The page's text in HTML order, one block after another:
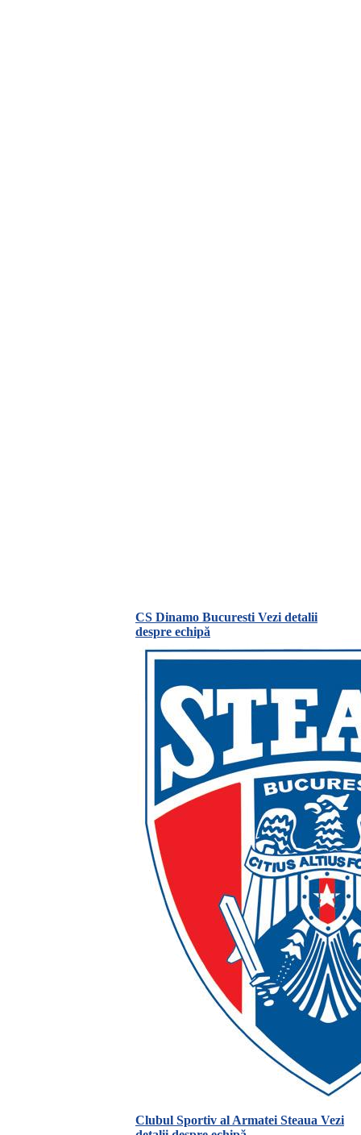
CS Dinamo Bucuresti Vezi detalii
despre echipă
Clubul Sportiv al Armatei Steaua Vezi